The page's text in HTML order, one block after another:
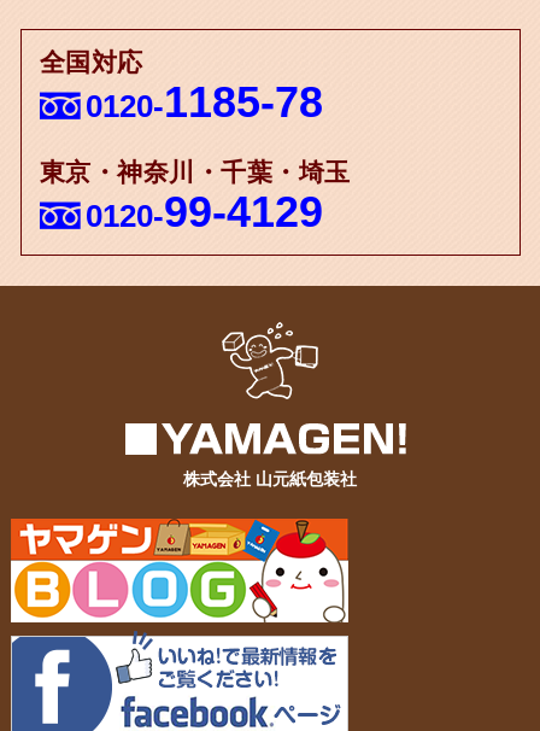
全国対応
0120-1185-78
東京・神奈川・千葉・埼玉
0120-99-4129
株式会社 山元紙包装社